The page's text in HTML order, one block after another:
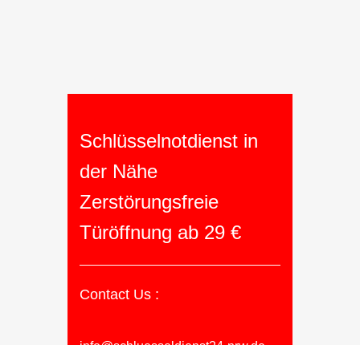
Schlüsselnotdienst in
der Nähe
Zerstörungsfreie
Türöffnung ab 29 €
Contact Us :